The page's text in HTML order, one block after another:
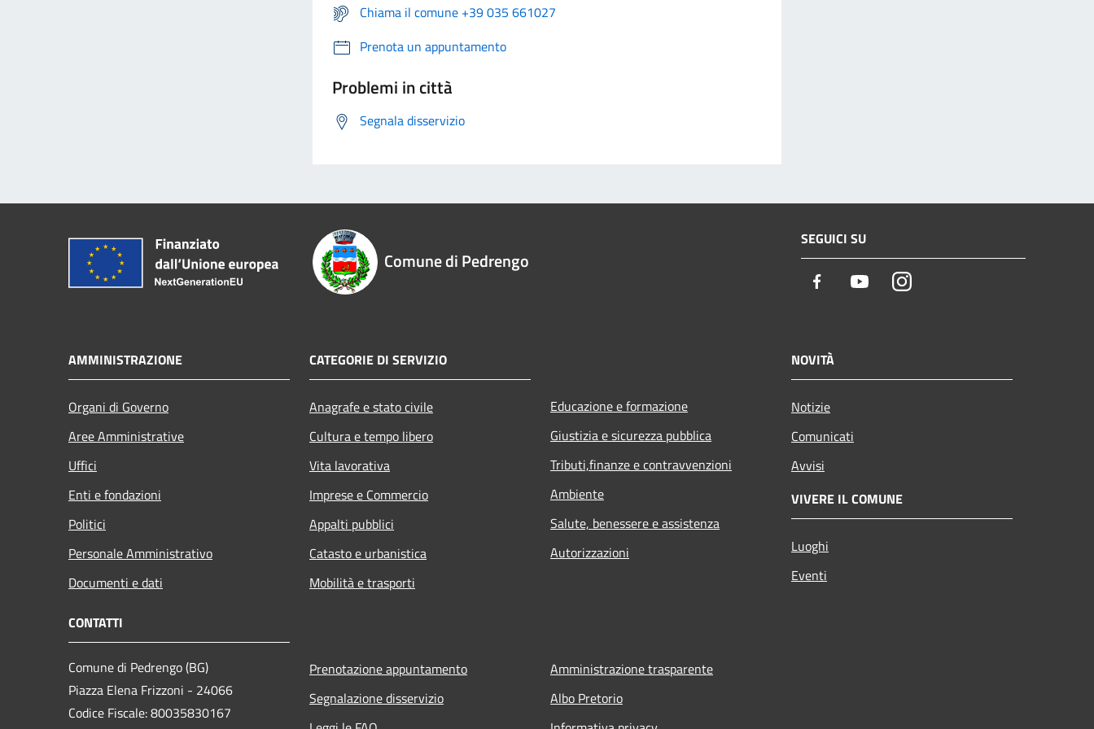
Chiama il comune +39 035 661027
Prenota un appuntamento
Problemi in città
Segnala disservizio
Comune di Pedrengo
SEGUICI SU
Facebook YoutubeInstagram
AMMINISTRAZIONE
Organi di Governo
Aree Amministrative
Uffici
Enti e fondazioni
Politici
Personale Amministrativo
Documenti e dati
CATEGORIE DI SERVIZIO
Anagrafe e stato civile
Cultura e tempo libero
Vita lavorativa
Imprese e Commercio
Appalti pubblici
Catasto e urbanistica
Mobilità e trasporti
Educazione e formazione
Giustizia e sicurezza pubblica
Tributi,finanze e contravvenzioni
Ambiente
Salute, benessere e assistenza
Autorizzazioni
NOVITÀ
Notizie
Comunicati
Avvisi
VIVERE IL COMUNE
Luoghi
Eventi
CONTATTI
Comune di Pedrengo (BG)
Piazza Elena Frizzoni - 24066
Codice Fiscale: 80035830167
Prenotazione appuntamento
Segnalazione disservizio
Amministrazione trasparente
Albo Pretorio